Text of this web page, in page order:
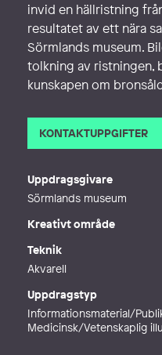
invid en hällristning
resultatet av ett nära
Sörmlands museum.
tolkning av ristningen,
kunskapen om
KONTAKTUPPGIFTER
m/
Uppdragsgivare
Sörmlands museum
Kreativt område
Teknik
Akvarell
Uppdragstyp
Informationsmaterial/
Medicinsk/Vetenskaplig